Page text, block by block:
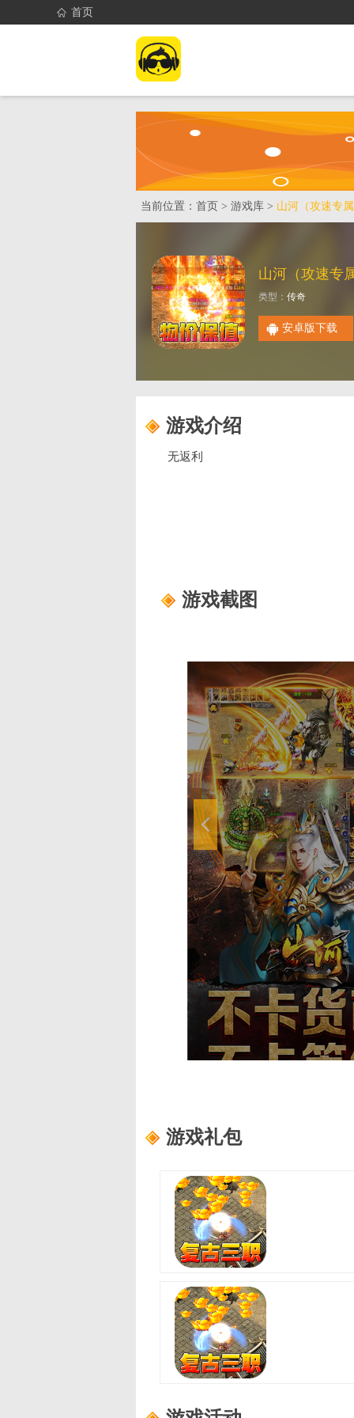
首页
首页 找游戏
当前位置： 首页 > 游戏库 > 山河（攻速专属
山河（攻速专
类型： 传奇
安卓版下载
游戏介绍
无返利
游戏截图
游戏礼包
适用范围：尊享礼包
礼包内容：龙珠自选箱*3、书页*10